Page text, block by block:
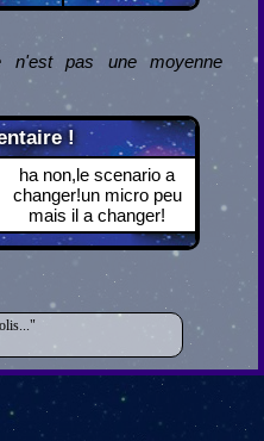
n'est pas une moyenne
!
ha non,le scenario a
changer!un micro peu
mais il a changer!